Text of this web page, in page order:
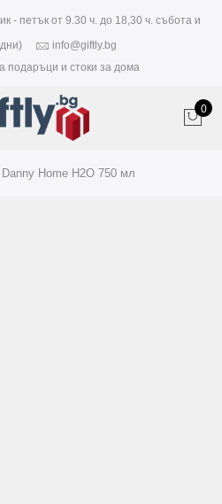
- петък от 9.30 ч. до 18,30 ч. събота и
info@giftly.bg
подаръци и стоки за дома
0
Home H2O 750 мл